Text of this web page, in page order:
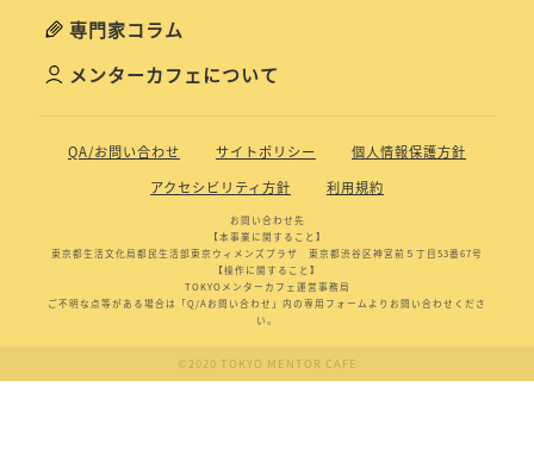
専門家コラム
メンターカフェについて
QA/お問い合わせ サイトポリシー
個人情報保護方針
アクセシビリティ方針
利用規約
お問い合わせ先
【本事業に関すること】
東京都生活文化局都民生活部東京ウィメンズプラザ 東京都渋谷区神宮前５丁目53番67号
【操作に関すること】
TOKYOメンターカフェ運営事務局
ご不明な点等がある場合は「Q/Aお問い合わせ」内の専用フォームよりお問い合わせくださ
い。
©2020 TOKYO MENTOR CAFE